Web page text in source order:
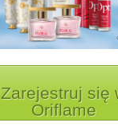
Zarejestruj się
Oriflame